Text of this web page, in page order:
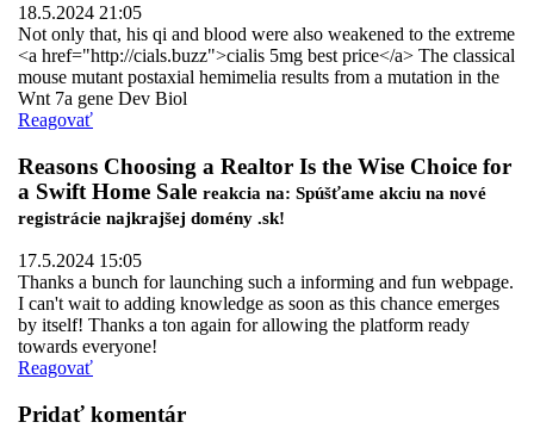
18.5.2024 21:05
Not only that, his qi and blood were also weakened to the extreme
<a href="http://cials.buzz">cialis 5mg best price</a> The classical
mouse mutant postaxial hemimelia results from a mutation in the
Wnt 7a gene Dev Biol
Reagovať
Reasons Choosing a Realtor Is the Wise Choice for
a Swift Home Sale reakcia na: Spúšťame akciu na nové
registrácie najkrajšej domény .sk!
17.5.2024 15:05
Thanks a bunch for launching such a informing and fun webpage.
I can't wait to adding knowledge as soon as this chance emerges
by itself! Thanks a ton again for allowing the platform ready
towards everyone!
Reagovať
Pridať komentár